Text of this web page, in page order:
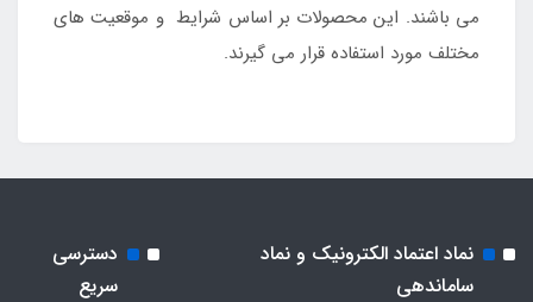
می باشند. این محصولات بر اساس شرایط و موقعیت های
مختلف مورد استفاده قرار می گیرند.
نماد اعتماد الکترونیک و نماد
ساماندهی
دسترسی
سریع